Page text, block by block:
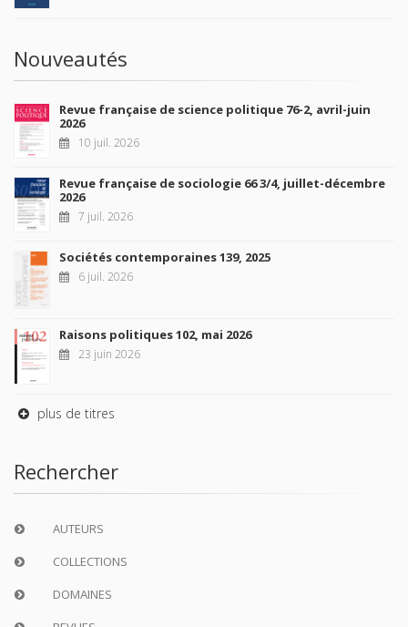
Nouveautés
Revue française de science politique 76-2, avril-juin
2026
10 juil. 2026
Revue française de sociologie 66 3/4, juillet-décembre
2026
7 juil. 2026
Sociétés contemporaines 139, 2025
6 juil. 2026
Raisons politiques 102, mai 2026
23 juin 2026
plus de titres
Rechercher
AUTEURS
COLLECTIONS
DOMAINES